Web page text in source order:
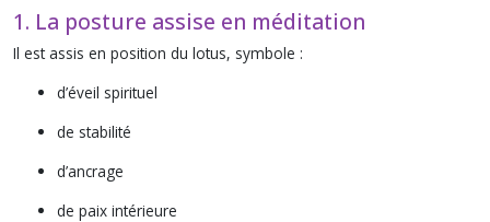
1. La posture assise en méditation
Il est assis en position du lotus, symbole :
d’éveil spirituel
de stabilité
d’ancrage
de paix intérieure